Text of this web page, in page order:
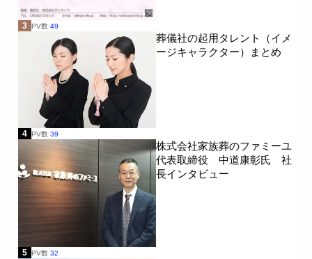
3 PV数 49
葬儀社の起用タレント（イメ
ージキャラクター）まとめ
4 PV数 39
株式会社家族葬のファミーユ
代表取締役 中道康彰氏 社
長インタビュー
5 PV数 32